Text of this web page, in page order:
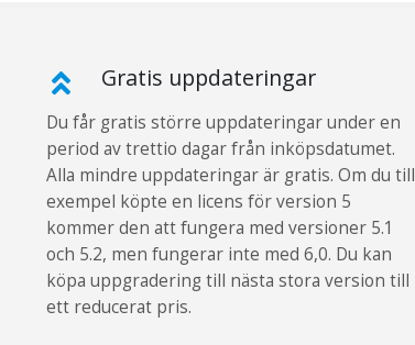
Gratis uppdateringar
Du får gratis större uppdateringar under en
period av trettio dagar från inköpsdatumet.
Alla mindre uppdateringar är gratis. Om du till
exempel köpte en licens för version 5
kommer den att fungera med versioner 5.1
och 5.2, men fungerar inte med 6,0. Du kan
köpa uppgradering till nästa stora version till
ett reducerat pris.